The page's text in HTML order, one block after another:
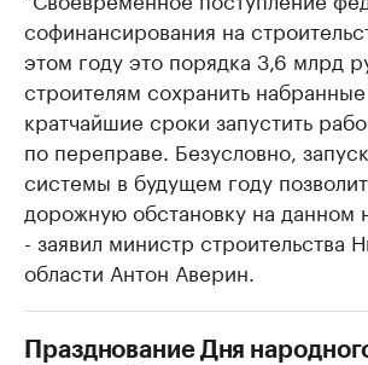
софинансирования на
этом году это порядка 3,6 млрд
строителям сохранить
кратчайшие сроки запустить
по переправе. Безусловно,
системы в будущем году
дорожную обстановку на данном
- заявил министр строительства
области Антон Аверин.
Празднование Дня